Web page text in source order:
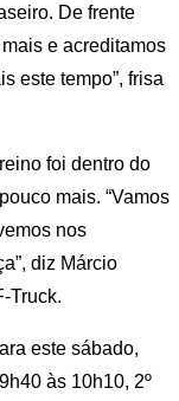
De frente
e acreditamos
este tempo”, frisa
foi dentro do
mais. “Vamos
nos
diz Márcio
Truck.
este sábado,
às 10h10, 2º